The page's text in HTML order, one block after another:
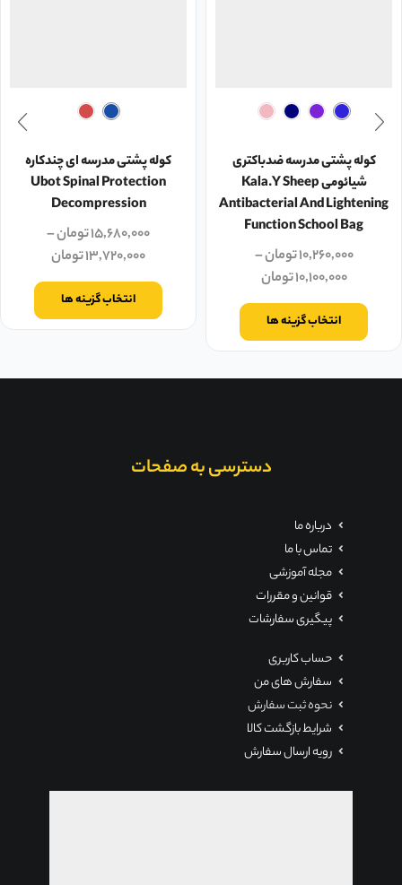
کوله پشتی مدرسه ضدباکتری
شیائومی Kala.Y Sheep
Antibacterial And Lightening
Function School Bag
۱۰,۲۶۰,۰۰۰تومان–
۱۰,۱۰۰,۰۰۰تومان
انتخاب گزینه ها
کوله پشتی مدرسه ای چندکاره
Ubot Spinal Protection
Decompression
۱۵,۶۸۰,۰۰۰تومان–
۱۳,۷۲۰,۰۰۰تومان
انتخاب گزینه ها
دسترسی به صفحات
درباره ما
تماس با ما
مجله آموزشی
قوانین و مقررات
پیگیری سفارشات
حساب کاربری
سفارش های من
نحوه ثبت سفارش
شرایط بازگشت کالا
رویه ارسال سفارش